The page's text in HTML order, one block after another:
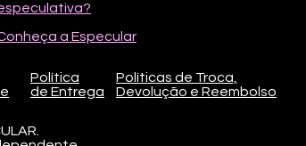
a Especular
Política
de Entrega
Políticas de Troca,
Devolução e Reembolso